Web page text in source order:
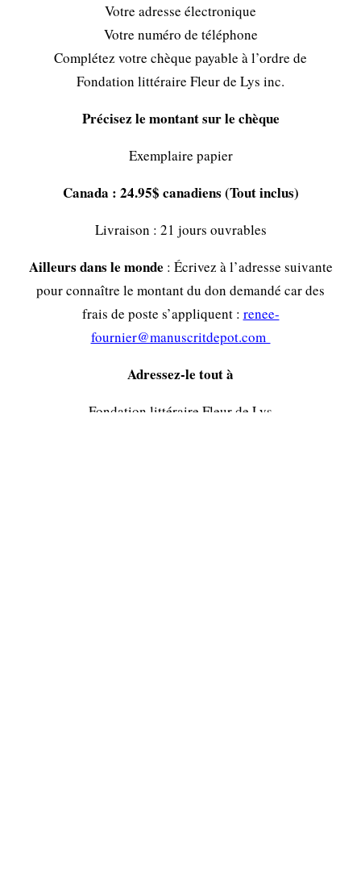
Votre adresse électronique
Votre numéro de téléphone
Complétez votre chèque payable à l’ordre de
Fondation littéraire Fleur de Lys inc.
Précisez le montant sur le chèque
Exemplaire papier
Canada : 24.95$ canadiens (Tout inclus)
Livraison : 21 jours ouvrables
Ailleurs dans le monde : Écrivez à l’adresse suivante
pour connaître le montant du don demandé car des
frais de poste s’appliquent : renee-
fournier@manuscritdepot.com
Adressez-le tout à
Fondation littéraire Fleur de Lys